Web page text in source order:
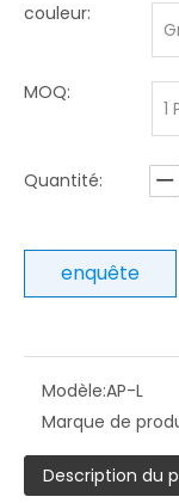
couleur:
MOQ:
1
Quantité:
enquête
Modèle:AP-L
Marque de
Description du